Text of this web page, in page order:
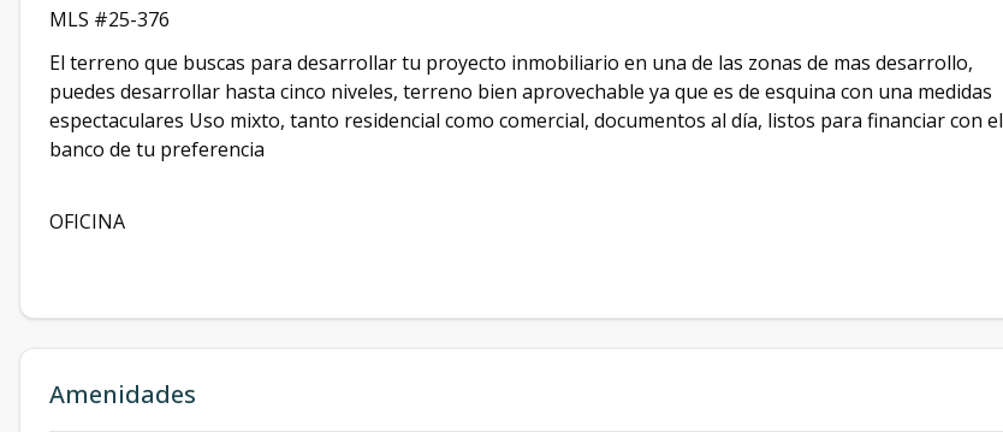
MLS #25-376
El terreno que buscas para desarrollar tu proyecto inmobiliario en una de las zonas de mas desarrollo,
puedes desarrollar hasta cinco niveles, terreno bien aprovechable ya que es de esquina con una medidas
espectaculares Uso mixto, tanto residencial como comercial, documentos al día, listos para financiar con el
banco de tu preferencia
OFICINA
Amenidades